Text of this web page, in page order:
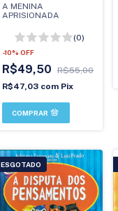
A MENINA
APRISIONADA
(0)
-10% OFF
R$49,50
R$55,00
R$47,03 com Pix
ESGOTADO